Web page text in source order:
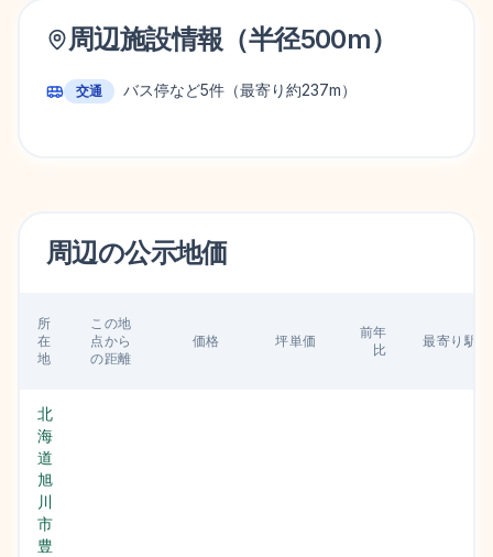
周辺施設情報（半径500m）
交通 バス停など5件 （最寄り約237m）
周辺の公示地価
所
在
地
この地
点から
の距離
価格 坪単価
前年
比
最寄り駅
北
海
道
旭
川
市
豊